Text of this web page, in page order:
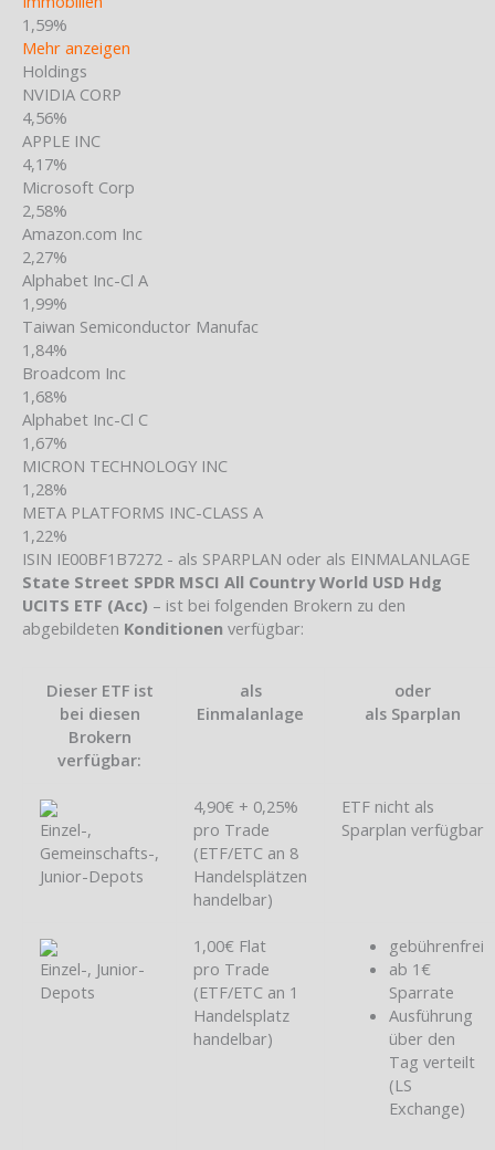
1,59%
Mehr anzeigen
Holdings
NVIDIA CORP
4,56%
APPLE INC
4,17%
Microsoft Corp
2,58%
Amazon.com Inc
2,27%
Alphabet Inc-Cl A
1,99%
Taiwan Semiconductor Manufac
1,84%
Broadcom Inc
1,68%
Alphabet Inc-Cl C
1,67%
MICRON TECHNOLOGY INC
1,28%
META PLATFORMS INC-CLASS A
1,22%
ISIN IE00BF1B7272 - als SPARPLAN oder als EINMALANLAGE
State Street SPDR MSCI All Country World USD Hdg
UCITS ETF (Acc) – ist bei folgenden Brokern zu den
abgebildeten Konditionen verfügbar:
Dieser ETF ist
bei diesen
Brokern
verfügbar:
als
Einmalanlage
oder
als Sparplan
Einzel-,
Gemeinschafts-,
Junior-Depots
4,90€ + 0,25%
pro Trade
(ETF/ETC an 8
Handelsplätzen
handelbar)
ETF nicht als
Sparplan verfügbar
Einzel-, Junior-
Depots
1,00€ Flat
pro Trade
(ETF/ETC an 1
Handelsplatz
handelbar)
gebührenfrei
ab 1€
Sparrate
Ausführung
über den
Tag verteilt
(LS
Exchange)